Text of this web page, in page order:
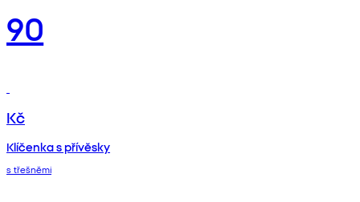
90
Kč
Klíčenka s přívěsky
s třešněmi